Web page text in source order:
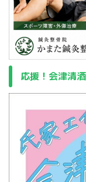
応援！会津清